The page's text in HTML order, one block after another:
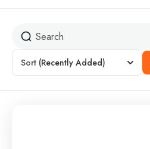
Sort (Recently Added)